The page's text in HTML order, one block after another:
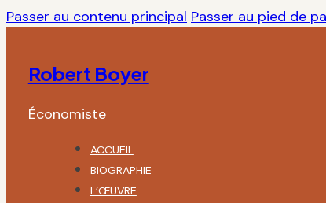
Passer au contenu principal Passer au pied de
Robert Boyer
Économiste
ACCUEIL
BIOGRAPHIE
L’ŒUVRE